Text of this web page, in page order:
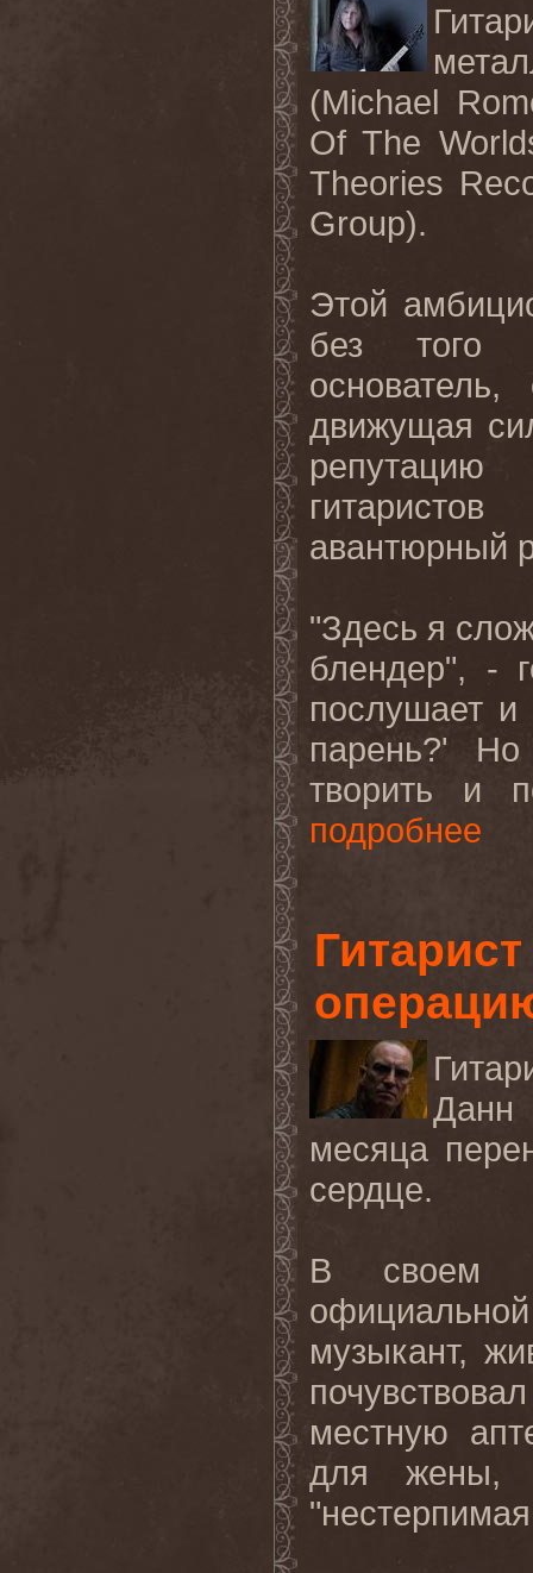
(Michael
Of The
Theories
Group).
Этой
без того
движущая
авантюрный
"Здесь я
блендер", -
послушает
парень?'
творить и
подробнее
Данн
месяца
сердце.
В своем
музыкант,
местную
для жены,